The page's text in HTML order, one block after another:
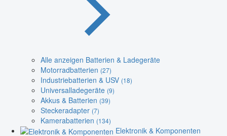
Alle anzeigen Batterien & Ladegeräte
Motorradbatterien (27)
Industriebatterien & USV (18)
Universalladegeräte (9)
Akkus & Batterien (39)
Steckeradapter (7)
Kamerabatterien (134)
Elektronik & Komponenten